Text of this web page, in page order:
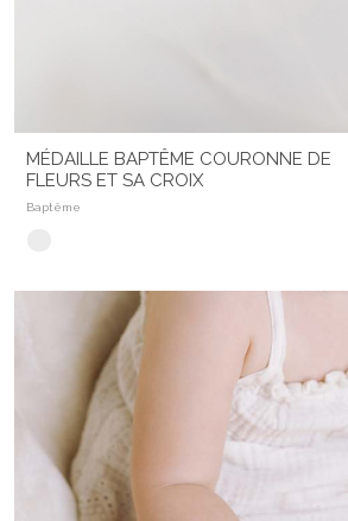
MÉDAILLE BAPTÊME COURONNE DE
FLEURS ET SA CROIX
Baptême